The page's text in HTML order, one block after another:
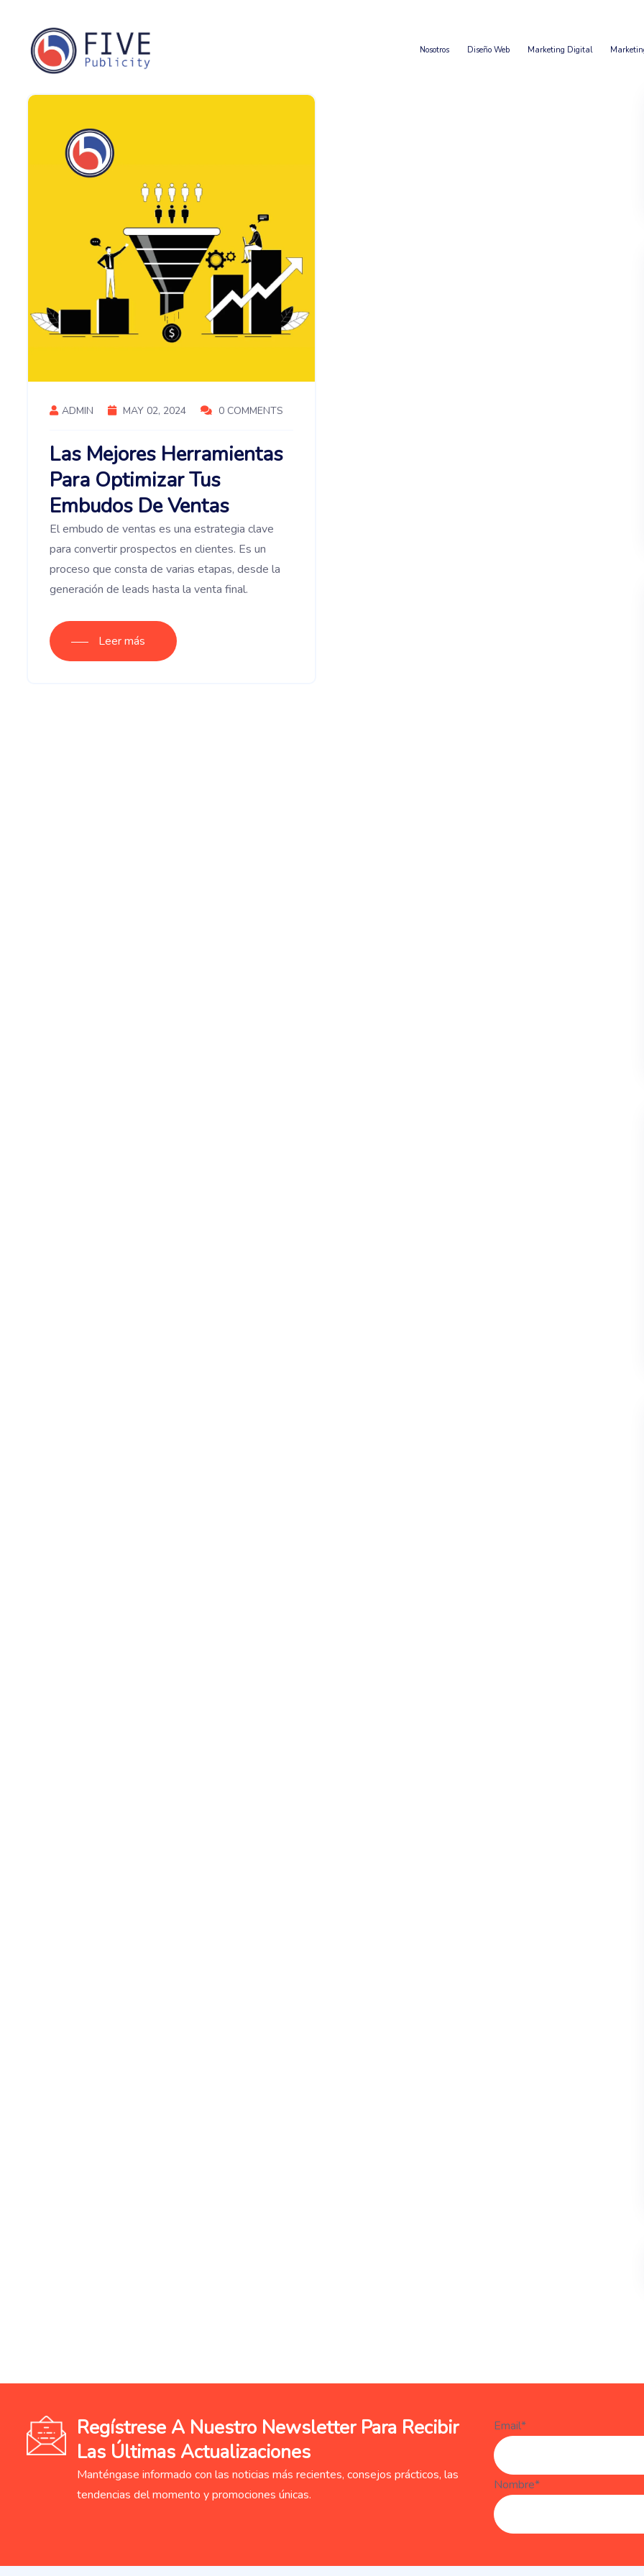
Nosotros Diseño Web Marketing Digital
ADMIN MAY 02, 2024 0 COMMENTS
Las Mejores Herramientas
Para Optimizar Tus
Embudos De Ventas
El embudo de ventas es una estrategia clave
para convertir prospectos en clientes. Es un
proceso que consta de varias etapas, desde la
generación de leads hasta la venta final.
Leer más
Regístrese A Nuestro Newsletter Para Recibir
Las Últimas Actualizaciones
Manténgase informado con las noticias más recientes, consejos prácticos, las
tendencias del momento y promociones únicas.
Email*
Nombre*